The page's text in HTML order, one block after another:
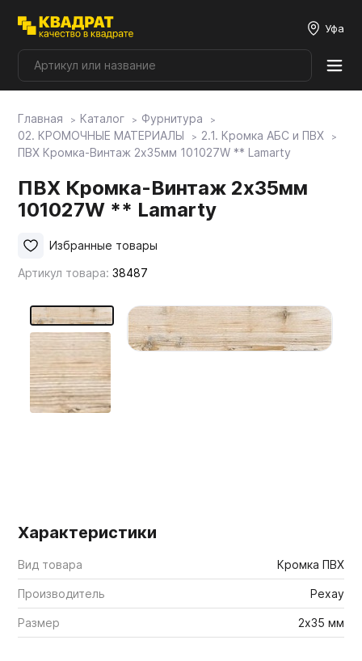
Уфа
Плитные материалы
Мой ЭГГЕР
Фасады
Мебельные образцы, каталоги
Главная Каталог
Фурнитура
02. КРОМОЧНЫЕ МАТЕРИАЛЫ
2.1. Кромка АБС и ПВХ
ПВХ Кромка-Винтаж 2х35мм 101027W ** Lamarty
ПВХ Кромка-Винтаж 2х35мм
101027W ** Lamarty
Артикул товара:38487
Избранные товары
Характеристики
Вид товара Кромка ПВХ
Производитель Рехау
Размер 2х35 мм